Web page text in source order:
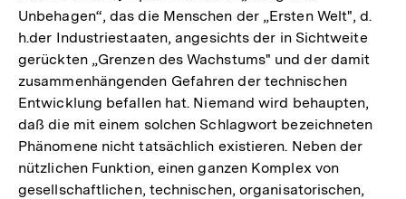
Unbehagen“, das die Menschen der „Ersten Welt", d.
h.der Industriestaaten, angesichts der in Sichtweite
gerückten „Grenzen des Wachstums" und der damit
zusammenhängenden Gefahren der technischen
Entwicklung befallen hat. Niemand wird behaupten,
daß die mit einem solchen Schlagwort bezeichneten
Phänomene nicht tatsächlich existieren. Neben der
nützlichen Funktion, einen ganzen Komplex von
gesellschaftlichen, technischen, organisatorischen,